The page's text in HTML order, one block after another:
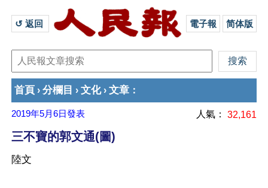
↺ 返回 電子報 简体版
首頁 › 分欄目 › 文化› 文章 ：
2019年5月6日發表 人氣： 32,161
三不寶的郭文通(圖)
陸文